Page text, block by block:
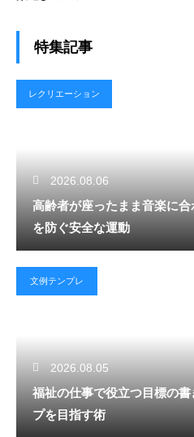
特集記事
レクリエーション
2026.08.06
高齢者が座ったまま音楽に
を防ぐ安全な運動
文例テンプレ
2026.08.05
福祉の仕事で役立つ目標の
プを目指す術